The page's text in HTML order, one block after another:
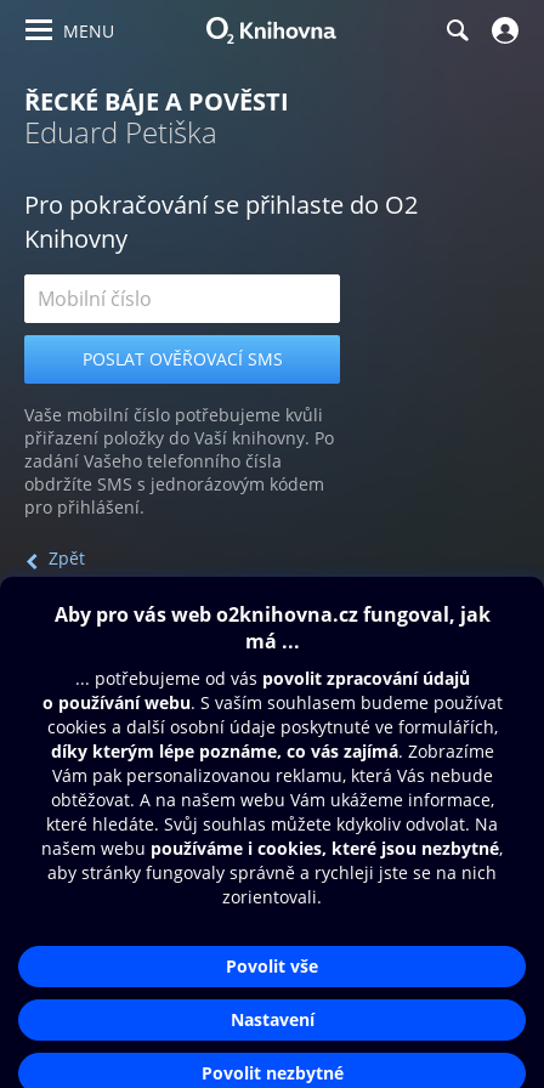
MENU
ŘECKÉ BÁJE A POVĚSTI
Eduard Petiška
Pro pokračování se přihlaste do O2
Knihovny
Vaše mobilní číslo potřebujeme kvůli
přiřazení položky do Vaší knihovny. Po
zadání Vašeho telefonního čísla
obdržíte SMS s jednorázovým kódem
pro přihlášení.
Zpět
Obsah ke stažení
Moje O2 Knihovna
Další zábava
© O2 Czech Republic a.s.
Přístupnost
Zásady zpracování osobních údajů
Nastavení cookies
Aplikace O2 Knihovna
Čti a poslouchej své e-knihy a
audioknihy rychleji a pohodlněji.